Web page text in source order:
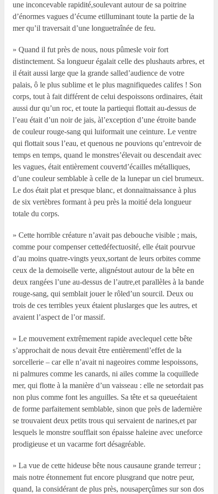
une inconcevable rapidité,soulevant autour de sa poitrine
d’énormes vagues d’écume etilluminant toute la partie de la
mer qu’il traversait d’une longuetraînée de feu.
» Quand il fut près de nous, nous pûmesle voir fort
distinctement. Sa longueur égalait celle des plushauts arbres, et
il était aussi large que la grande salled’audience de votre
palais, ô le plus sublime et le plus magnifiquedes califes ! Son
corps, tout à fait différent de celui despoissons ordinaires, était
aussi dur qu’un roc, et toute la partiequi flottait au-dessus de
l’eau était d’un noir de jais, àl’exception d’une étroite bande
de couleur rouge-sang qui luiformait une ceinture. Le ventre
qui flottait sous l’eau, et quenous ne pouvions qu’entrevoir de
temps en temps, quand le monstres’élevait ou descendait avec
les vagues, était entièrement couvertd’écailles métalliques,
d’une couleur semblable à celle de la lunepar un ciel brumeux.
Le dos était plat et presque blanc, et donnaitnaissance à plus
de six vertèbres formant à peu près la moitié dela longueur
totale du corps.
» Cette horrible créature n’avait pas debouche visible ; mais,
comme pour compenser cettedéfectuosité, elle était pourvue
d’au moins quatre-vingts yeux,sortant de leurs orbites comme
ceux de la demoiselle verte, alignéstout autour de la bête en
deux rangées l’une au-dessus de l’autre,et parallèles à la bande
rouge-sang, qui semblait jouer le rôled’un sourcil. Deux ou
trois de ces terribles yeux étaient pluslarges que les autres, et
avaient l’aspect de l’or massif.
» Le mouvement extrêmement rapide aveclequel cette bête
s’approchait de nous devait être entièrementl’effet de la
sorcellerie – car elle n’avait ni nageoires comme lespoissons,
ni palmures comme les canards, ni ailes comme la coquillede
mer, qui flotte à la manière d’un vaisseau : elle ne setordait pas
non plus comme font les anguilles. Sa tête et sa queueétaient
de forme parfaitement semblable, sinon que près de ladernière
se trouvaient deux petits trous qui servaient de narines,et par
lesquels le monstre soufflait son épaisse haleine avec uneforce
prodigieuse et un vacarme fort désagréable.
» La vue de cette hideuse bête nous causaune grande terreur ;
mais notre étonnement fut encore plusgrand que notre peur,
quand, la considérant de plus près, nousaperçûmes sur son dos